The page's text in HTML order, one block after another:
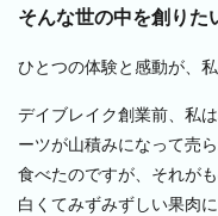
そんな世の中を創りた
ひとつの体験と感動が、
デイブレイク創業前、私
ーツが山積みになって売
食べたのですが、それが
白くてみずみずしい果肉